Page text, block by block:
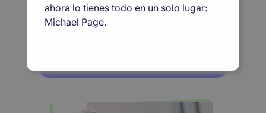
Tu próxima oportunidad empieza aquí
ahora lo tienes todo en un solo lugar:
Michael Page.